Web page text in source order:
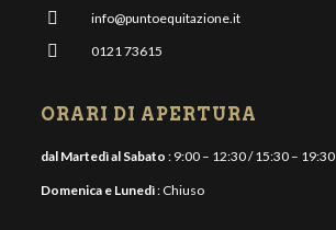
info@puntoequitazione.it
0121 73615
ORARI DI APERTURA
dal Martedì al Sabato : 9:00 – 12:30 / 15:30 – 19:30
Domenica e Lunedì: Chiuso